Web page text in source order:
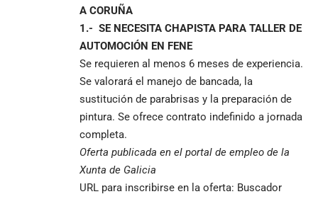
A CORUÑA
1.- SE NECESITA CHAPISTA PARA TALLER DE
AUTOMOCIÓN EN FENE
Se requieren al menos 6 meses de experiencia.
Se valorará el manejo de bancada, la
sustitución de parabrisas y la preparación de
pintura. Se ofrece contrato indefinido a jornada
completa.
Oferta publicada en el portal de empleo de la
Xunta de Galicia
URL para inscribirse en la oferta: Buscador